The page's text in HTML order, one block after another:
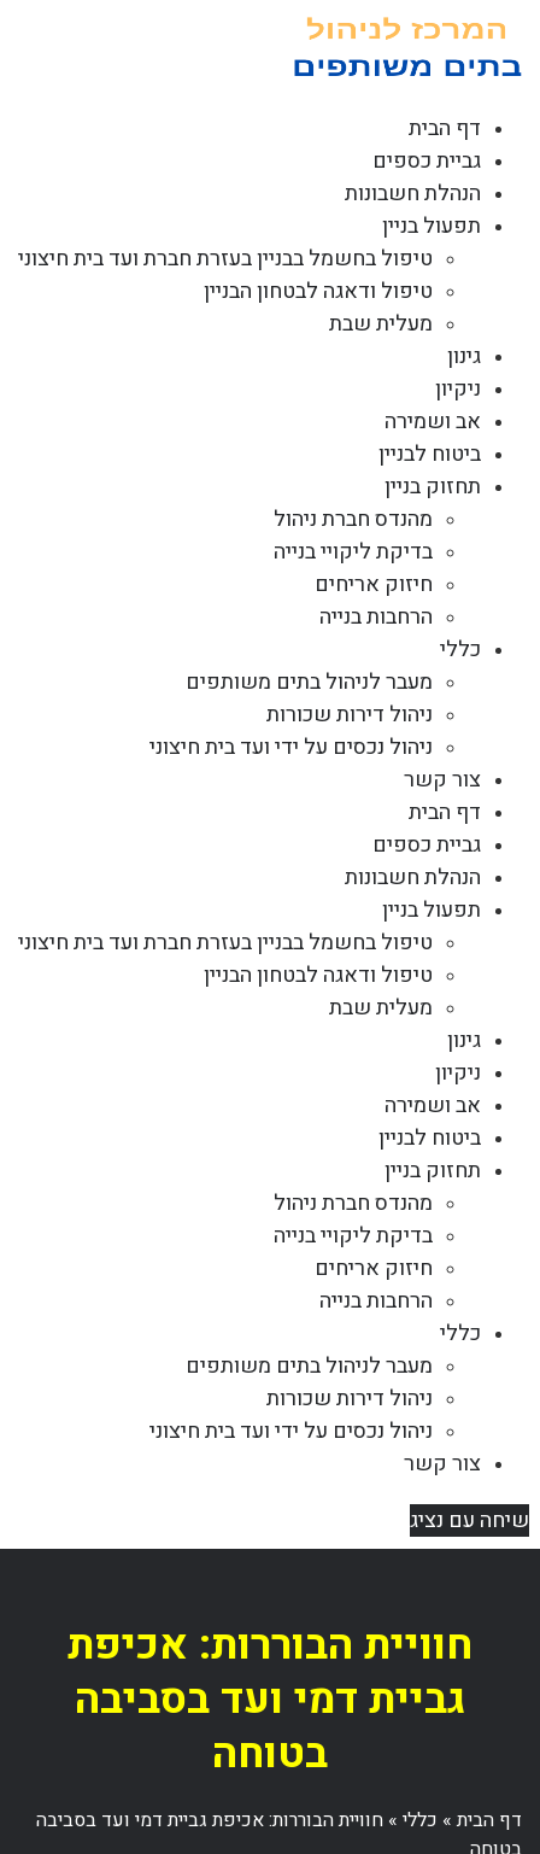
דף הבית
גביית כספים
הנהלת חשבונות
תפעול בניין
טיפול בחשמל בבניין בעזרת חברת ועד בית חיצוני
טיפול ודאגה לבטחון הבניין
מעלית שבת
גינון
ניקיון
אב ושמירה
ביטוח לבניין
תחזוק בניין
מהנדס חברת ניהול
בדיקת ליקויי בנייה
חיזוק אריחים
הרחבות בנייה
כללי
מעבר לניהול בתים משותפים
ניהול דירות שכורות
ניהול נכסים על ידי ועד בית חיצוני
צור קשר
דף הבית
גביית כספים
הנהלת חשבונות
תפעול בניין
טיפול בחשמל בבניין בעזרת חברת ועד בית חיצוני
טיפול ודאגה לבטחון הבניין
מעלית שבת
גינון
ניקיון
אב ושמירה
ביטוח לבניין
תחזוק בניין
מהנדס חברת ניהול
בדיקת ליקויי בנייה
חיזוק אריחים
הרחבות בנייה
כללי
מעבר לניהול בתים משותפים
ניהול דירות שכורות
ניהול נכסים על ידי ועד בית חיצוני
צור קשר
שיחה עם נציג
חוויית הבוררות: אכיפת
גביית דמי ועד בסביבה
בטוחה
דף הבית» כללי» חוויית הבוררות: אכיפת גביית דמי ועד בסביבה